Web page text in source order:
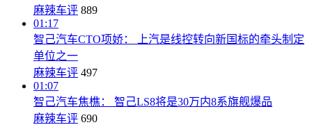
麻辣车评 889
01:17
智己汽车CTO项娇： 上汽是线控转向新国标的牵头制定
单位之一
麻辣车评 497
01:07
智己汽车焦樵： 智己LS8将是30万内8系旗舰爆品
麻辣车评 690